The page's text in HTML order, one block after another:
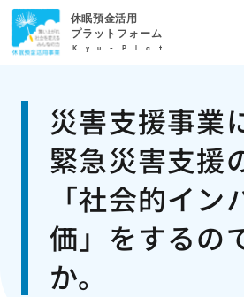
休眠預金活用
プラットフォーム
Kyu-Plat
災害支援事業
緊急災害支援
「社会的イン
価」をするの
か。